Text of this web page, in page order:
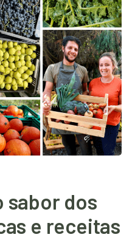
sabor dos
e receitas